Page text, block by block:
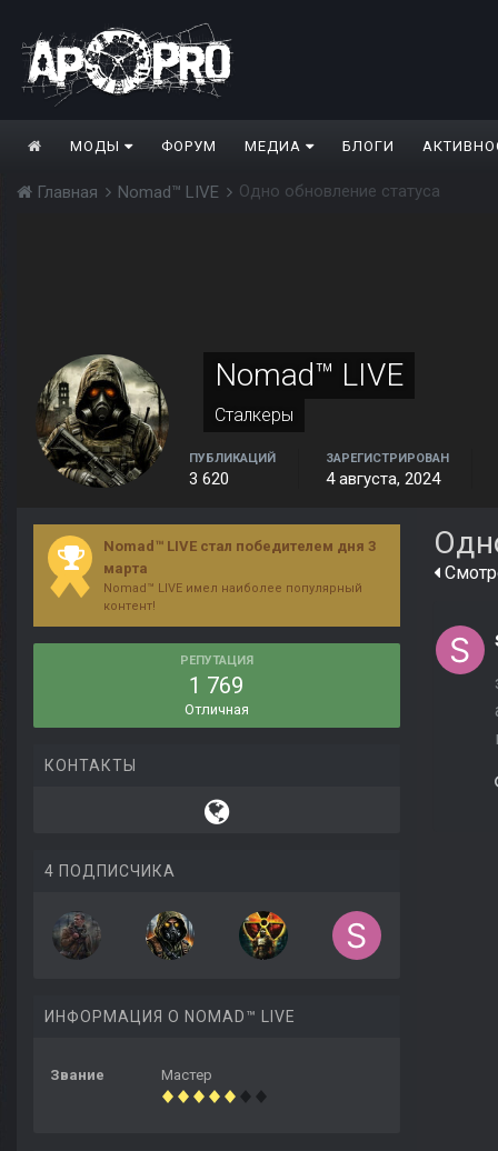
МОДЫ ФОРУМ МЕДИА БЛОГИ
Главная Nomad™ LIVE Одно обновление статуса
Nomad™ LIVE
Сталкеры
ПУБЛИКАЦИЙ
3 620
ЗАРЕГИСТРИРОВАН
4 августа, 2024
Nomad™ LIVE стал победителем дня 3
марта
Nomad™ LIVE имел наиболее популярный
контент!
РЕПУТАЦИЯ
1 769
Отличная
КОНТАКТЫ
4 ПОДПИСЧИКА
ИНФОРМАЦИЯ О NOMAD™ LIVE
Звание Мастер